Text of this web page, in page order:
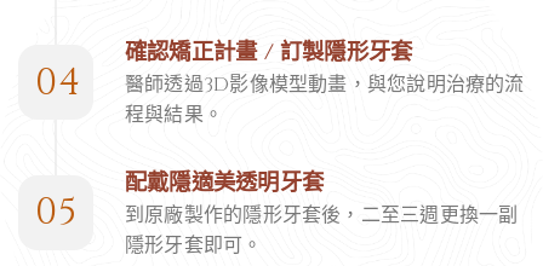
04
確認矯正計畫 / 訂製隱形牙套
醫師透過3D影像模型動畫，與您說明治療的流
程與結果。
05
配戴隱適美透明牙套
到原廠製作的隱形牙套後，二至三週更換一副
隱形牙套即可。